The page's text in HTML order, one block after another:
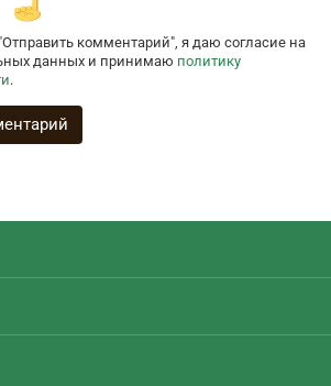
комментарий", я даю согласие на
данных и принимаю политику
.